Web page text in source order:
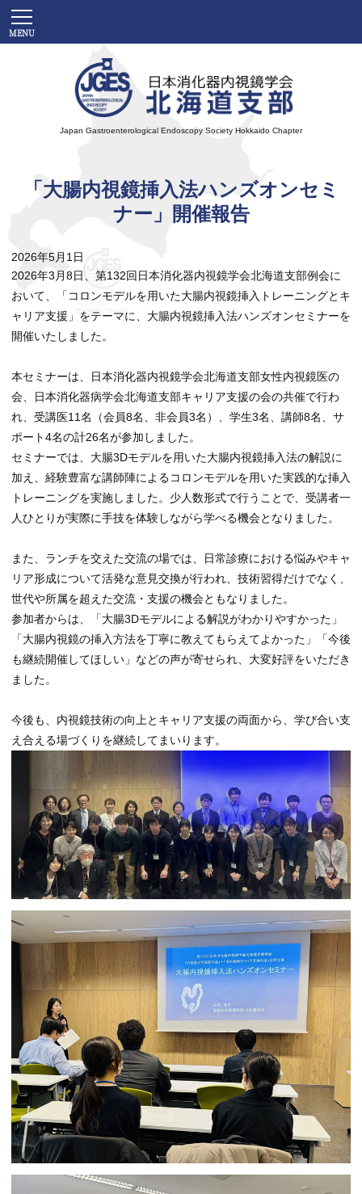
Japan Gastroenterological Endoscopy Society Hokkaido Chapter
「大腸内視鏡挿入法ハンズオンセミ
ナー」開催報告
2026年5月1日
2026年3 月8日、第132回日本消化器内視鏡学会北海道支部例会に
おいて、「コロンモデルを用いた大腸内視鏡挿入トレーニングとキ
ャリア支援」をテーマに、大腸内視鏡挿入法ハンズオンセミナーを
開催いたしました。
本セミナーは、日本消化器内視鏡学会北海道支部女性内視鏡医の
会、日本消化器病学会北海道支部キャリア支援の会の共催で行わ
れ、受講医11名（会員8名、非会員3名）、学生3名、講師8名、サ
ポート4名の計26名が参加しました。
セミナーでは、大腸3Dモデルを用いた大腸内視鏡挿入法の解説に
加え、経験豊富な講師陣によるコロンモデルを用いた実践的な挿入
トレーニングを実施しました。少人数形式で行うことで、受講者一
人ひとりが実際に手技を体験しながら学べる機会となりました。
また、ランチを交えた交流の場では、日常診療における悩みやキャ
リア形成について活発な意見交換が行われ、技術習得だけでなく、
世代や所属を超えた交流・支援の機会ともなりました。
参加者からは、「大腸3Dモデルによる解説がわかりやすかった」
「大腸内視鏡の挿入方法を丁寧に教えてもらえてよかった」「今後
も継続開催してほしい」などの声が寄せられ、大変好評をいただき
ました。
今後も、内視鏡技術の向上とキャリア支援の両面から、学び合い支
え合える場づくりを継続してまいります。